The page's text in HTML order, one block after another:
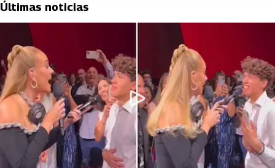
Últimas noticias